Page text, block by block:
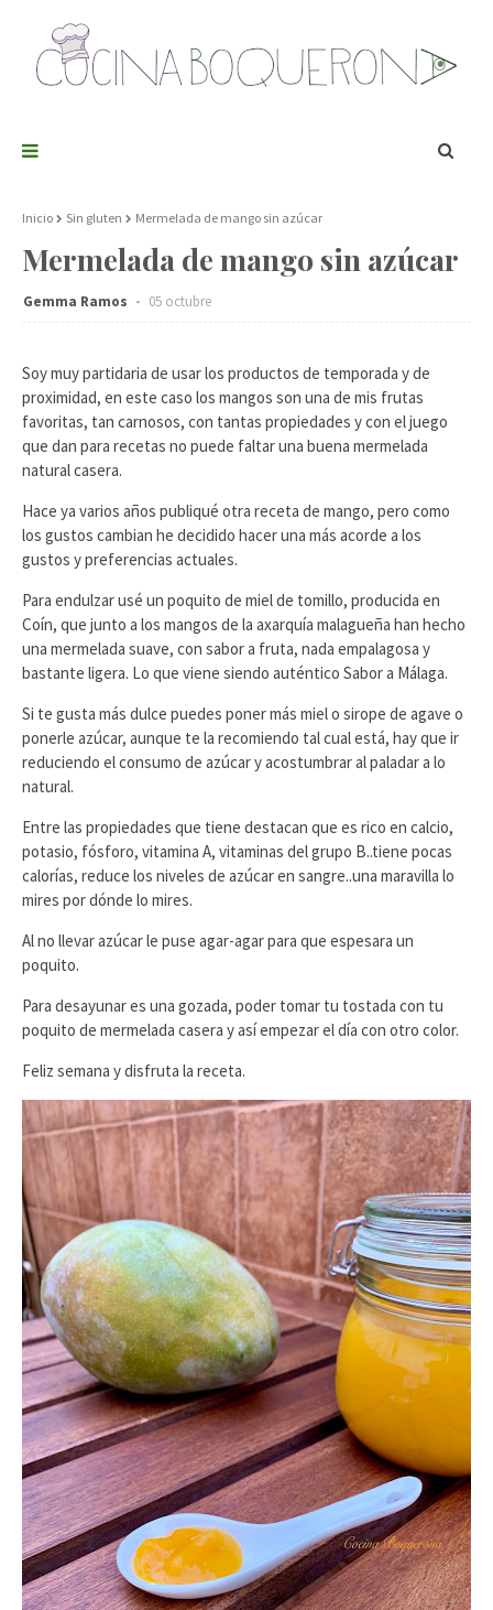
Inicio Sin gluten Mermelada de mango sin azúcar
Mermelada de mango sin azúcar
Gemma Ramos 05 octubre
Soy muy partidaria de usar los productos de temporada y de
proximidad, en este caso los mangos son una de mis frutas
favoritas, tan carnosos, con tantas propiedades y con el juego
que dan para recetas no puede faltar una buena mermelada
natural casera.
Hace ya varios años publiqué otra receta de mango, pero como
los gustos cambian he decidido hacer una más acorde a los
gustos y preferencias actuales.
Para endulzar usé un poquito de miel de tomillo, producida en
Coín, que junto a los mangos de la axarquía malagueña han hecho
una mermelada suave, con sabor a fruta, nada empalagosa y
bastante ligera. Lo que viene siendo auténtico Sabor a Málaga.
Si te gusta más dulce puedes poner más miel o sirope de agave o
ponerle azúcar, aunque te la recomiendo tal cual está, hay que ir
reduciendo el consumo de azúcar y acostumbrar al paladar a lo
natural.
Entre las propiedades que tiene destacan que es rico en calcio,
potasio, fósforo, vitamina A, vitaminas del grupo B..tiene pocas
calorías, reduce los niveles de azúcar en sangre..una maravilla lo
mires por dónde lo mires.
Al no llevar azúcar le puse agar-agar para que espesara un
poquito.
Para desayunar es una gozada, poder tomar tu tostada con tu
poquito de mermelada casera y así empezar el día con otro color.
Feliz semana y disfruta la receta.